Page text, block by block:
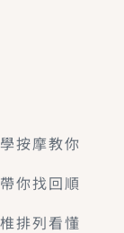
按摩教你
你找回順
排列看懂